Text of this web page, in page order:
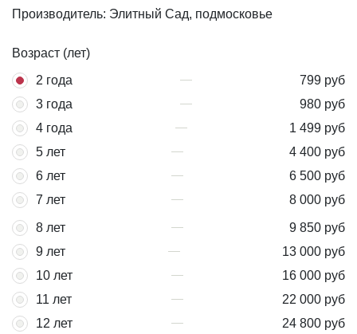
Производитель: Элитный Сад, подмосковье
Возраст (лет)
2 года
799 руб
3 года
980 руб
4 года
1 499 руб
5 лет
4 400 руб
6 лет
6 500 руб
7 лет
8 000 руб
8 лет
9 850 руб
9 лет
13 000 руб
10 лет
16 000 руб
11 лет
22 000 руб
12 лет
24 800 руб